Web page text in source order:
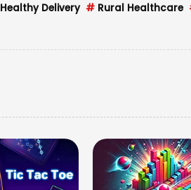
Healthy Delivery # Rural Healthcare